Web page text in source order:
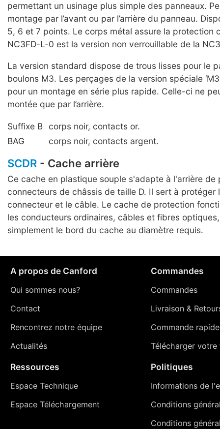
permettant un usinage plus simple des panneaux.
montage par l’avant ou par l’arrière du panneau.
5, 6 et 7 points. Le corps métal assure la protection
NC3FD-L-0 est la version non verrouillable de la
La version standard dispose de trous lisses pour le
boulons M3. Les perçages de la version spéciale
pour un montage en série plus rapide. Celle-ci ne
montée que par l’arrière.
Suffixe B
corps noir, contacts or.
BAG
corps noir, contacts argent.
SCDR - Cache arrière
Ce cache en plastique souple s'adapte à l'arrière de
connecteurs de châssis de taille D. Il sert à protéger
connecteur et le câble. Le cache de protection
les conducteurs ordinaires, câbles et fibres
simplement le bord du cache au diamètre requis.
A propos de Canford
Qui sommes nous?
Contact
Rencontrez notre équipe
Actualités
Commandes
Commandes
Livraison&
Commande rapide
Télécharger votre
Ressources
Espace Technique
Espace Téléchargement
Politiques
Informations de
Conditions
Conditions